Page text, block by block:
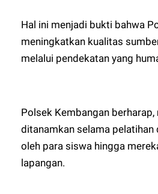
Hal ini menjadi bukti bahwa
meningkatkan kualitas
melalui pendekatan yang
Polsek Kembangan berharap,
ditanamkan selama
oleh para siswa hingga
lapangan.